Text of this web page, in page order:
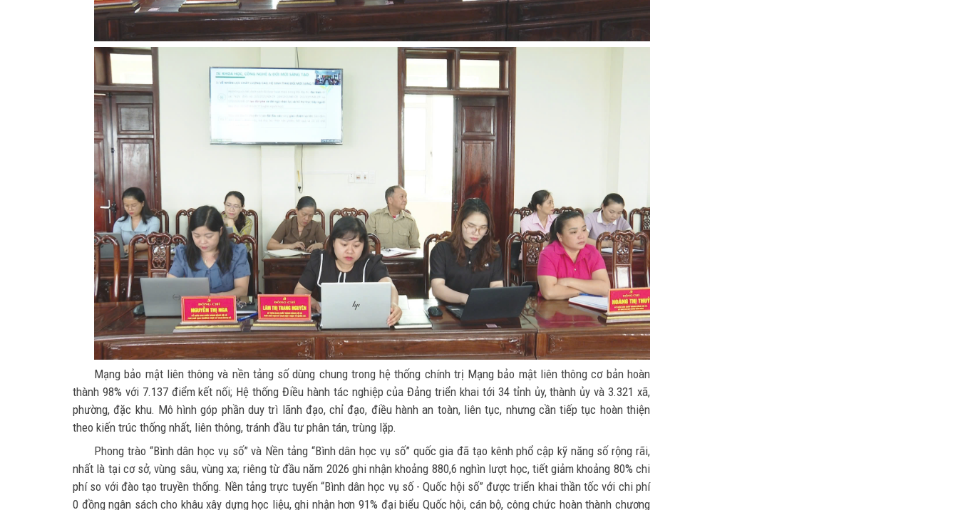
Mạng bảo mật liên thông và nền tảng số dùng chung trong hệ thống chính trị Mạng bảo mật liên thông cơ bản hoàn
thành 98% với 7.137 điểm kết nối; Hệ thống Điều hành tác nghiệp của Đảng triển khai tới 34 tỉnh ủy, thành ủy và 3.321 xã,
phường, đặc khu. Mô hình góp phần duy trì lãnh đạo, chỉ đạo, điều hành an toàn, liên tục, nhưng cần tiếp tục hoàn thiện
theo kiến trúc thống nhất, liên thông, tránh đầu tư phân tán, trùng lặp.
Phong trào “Bình dân học vụ số” và Nền tảng “Bình dân học vụ số” quốc gia đã tạo kênh phổ cập kỹ năng số rộng rãi,
nhất là tại cơ sở, vùng sâu, vùng xa; riêng từ đầu năm 2026 ghi nhận khoảng 880,6 nghìn lượt học, tiết giảm khoảng 80% chi
phí so với đào tạo truyền thống. Nền tảng trực tuyến “Bình dân học vụ số - Quốc hội số” được triển khai thần tốc với chi phí
0 đồng ngân sách cho khâu xây dựng học liệu, ghi nhận hơn 91% đại biểu Quốc hội, cán bộ, công chức hoàn thành chương